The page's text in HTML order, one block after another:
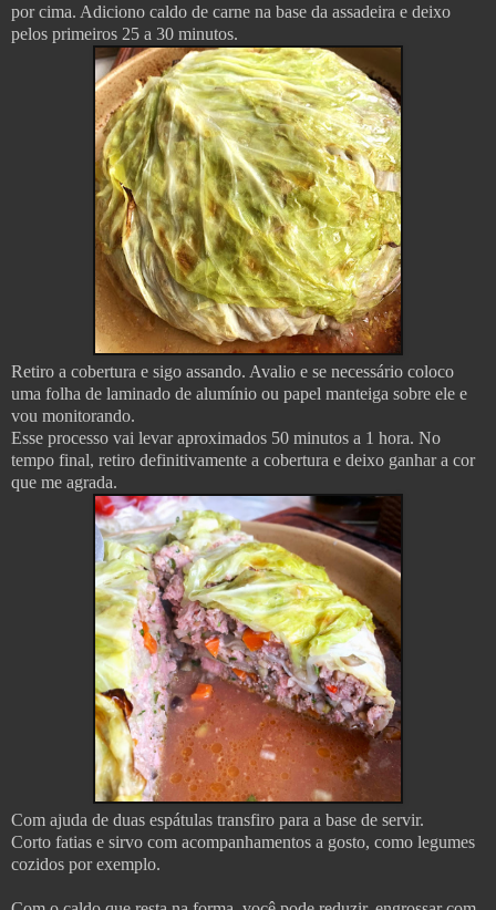
por cima. Adiciono caldo de carne na base da assadeira e deixo
pelos primeiros 25 a 30 minutos.
Retiro a cobertura e sigo assando. Avalio e se necessário coloco
uma folha de laminado de alumínio ou papel manteiga sobre ele e
vou monitorando.
Esse processo vai levar aproximados 50 minutos a 1 hora. No
tempo final, retiro definitivamente a cobertura e deixo ganhar a cor
que me agrada.
Com ajuda de duas espátulas transfiro para a base de servir.
Corto fatias e sirvo com acompanhamentos a gosto, como legumes
cozidos por exemplo.